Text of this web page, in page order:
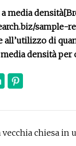
media densità
sample-
di
densità
chiesa in